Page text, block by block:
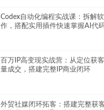
Codex自动化编程实战课：拆解
作，搭配实用插件快速掌握AI代
百万IP高变现实战营：从定位获
量成交，搭建完整IP商业闭环
外贸社媒闭环拓客：搭建完整获